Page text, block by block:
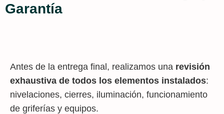
Garantía
Antes de la entrega final, realizamos una revisión
exhaustiva de todos los elementos instalados:
nivelaciones, cierres, iluminación, funcionamiento
de griferías y equipos.